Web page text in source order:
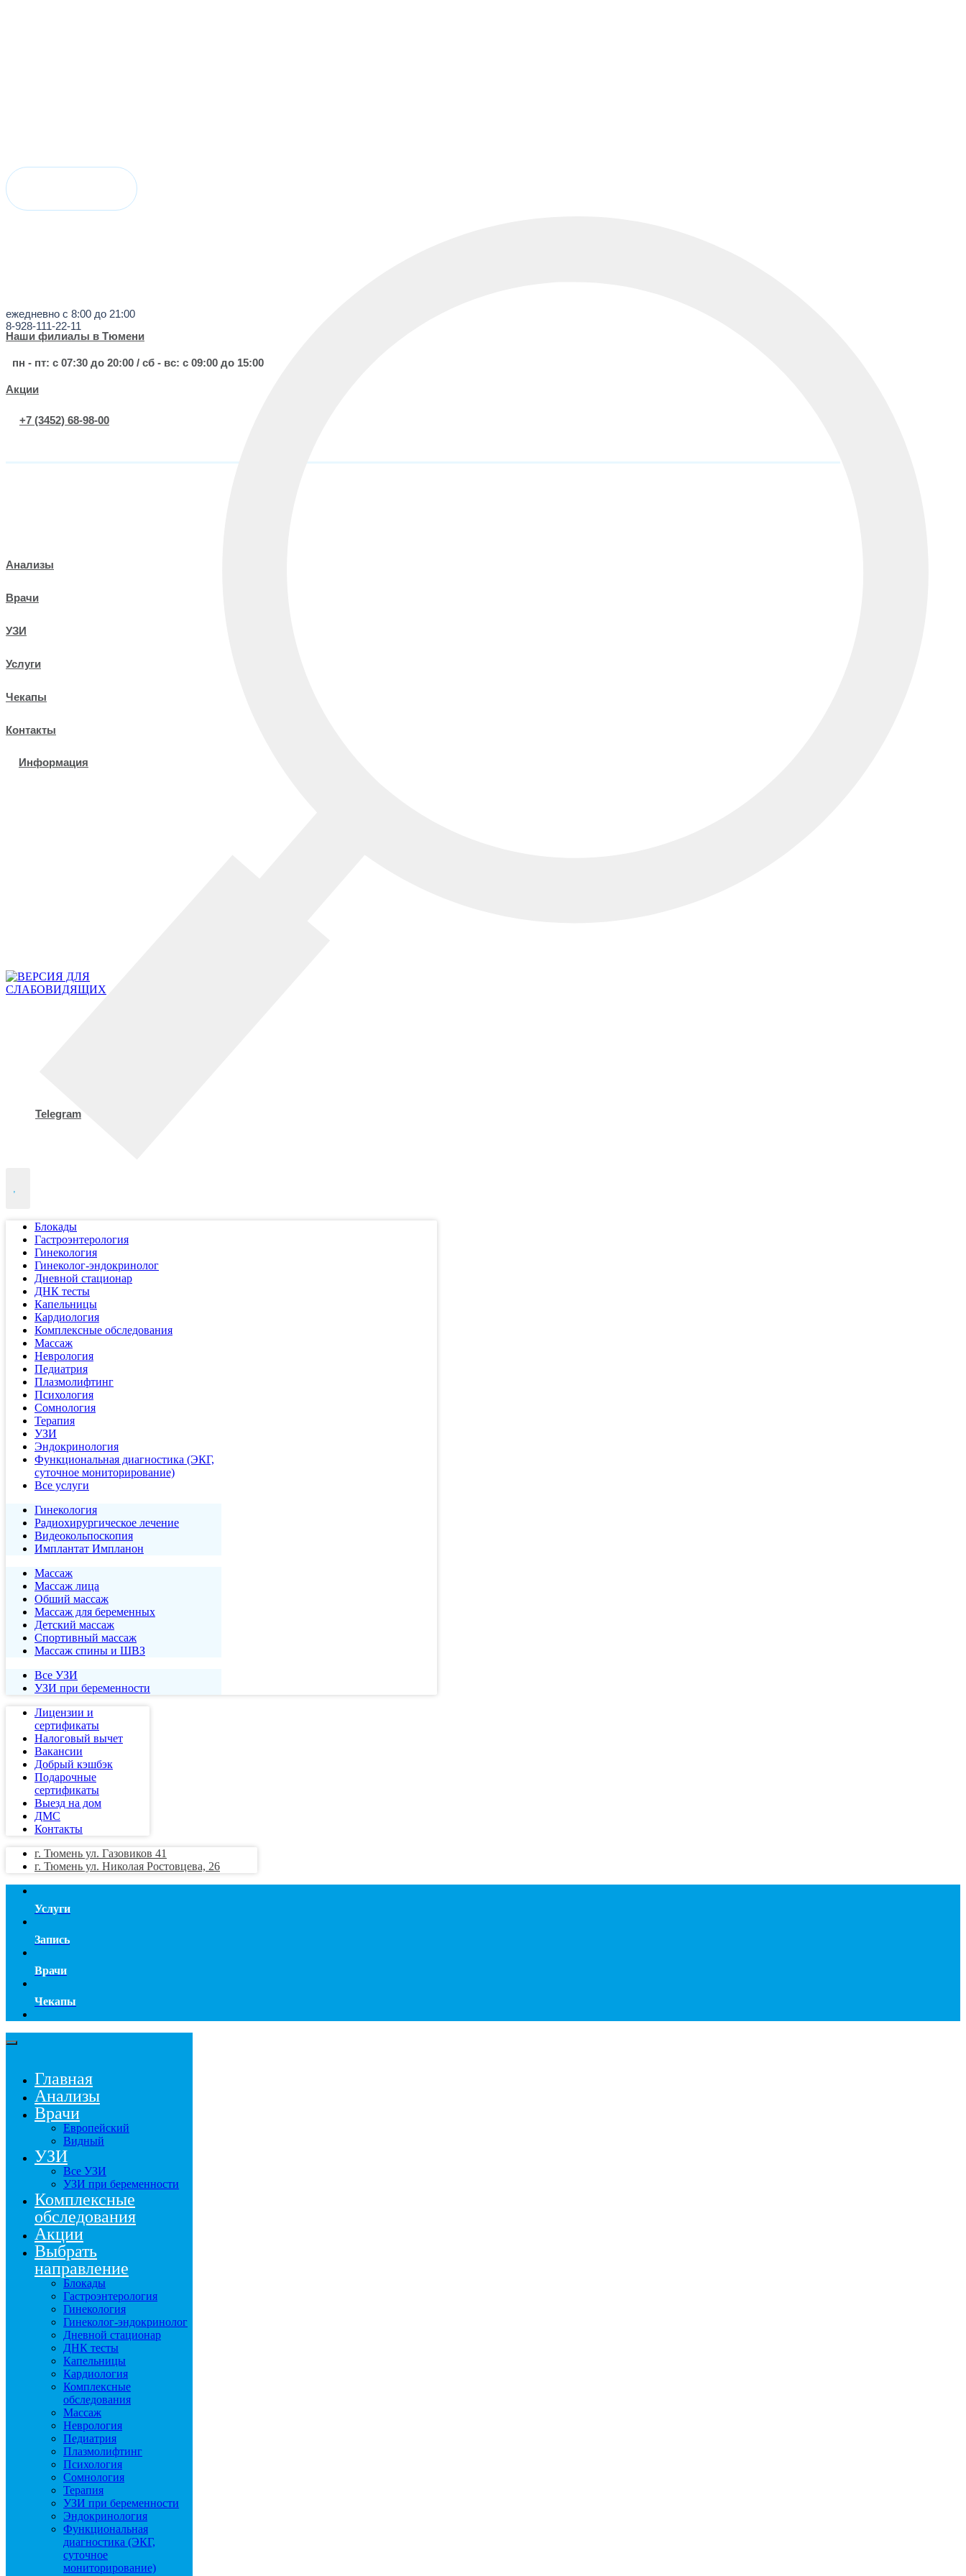
Наши филиалы в Тюмени
пн - пт: с 07:30 до 20:00 / сб - вс: с 09:00 до 15:00
Акции
+7 (3452) 68-98-00
Анализы
Врачи
УЗИ
Услуги
Чекапы
Контакты
Информация
Telegram
,
Блокады
Гастроэнтерология
Гинекология
Гинеколог-эндокринолог
Дневной стационар
ДНК тесты
Капельницы
Кардиология
Комплексные обследования
Массаж
Неврология
Педиатрия
Плазмолифтинг
Психология
Сомнология
Терапия
УЗИ
Эндокринология
Функциональная диагностика (ЭКГ,
суточное мониторирование)
Все услуги
Гинекология
Радиохирургическое лечение
Видеокольпоскопия
Имплантат Импланон
Массаж
Массаж лица
Обший массаж
Массаж для беременных
Детский массаж
Спортивный массаж
Массаж спины и ШВЗ
Все УЗИ
УЗИ при беременности
Лицензии и
сертификаты
Налоговый вычет
Вакансии
Добрый кэшбэк
Подарочные
сертификаты
Выезд на дом
ДМС
Контакты
г. Тюмень ул. Газовиков 41
г. Тюмень ул. Николая Ростовцева, 26
ежедневно с 8:00 до 21:00
8-928-111-22-11
УЗИ
Чекапы
Услуги
Информация
Услуги
Запись
Врачи
Чекапы
Главная
Анализы
Врачи
Европейский
Видный
УЗИ
Все УЗИ
УЗИ при беременности
Комплексные
обследования
Акции
Выбрать
направление
Блокады
Гастроэнтерология
Гинекология
Гинеколог-эндокринолог
Дневной стационар
ДНК тесты
Капельницы
Кардиология
Комплексные
обследования
Массаж
Неврология
Педиатрия
Плазмолифтинг
Психология
Сомнология
Терапия
УЗИ при беременности
Эндокринология
Функциональная
диагностика (ЭКГ,
суточное
мониторирование)